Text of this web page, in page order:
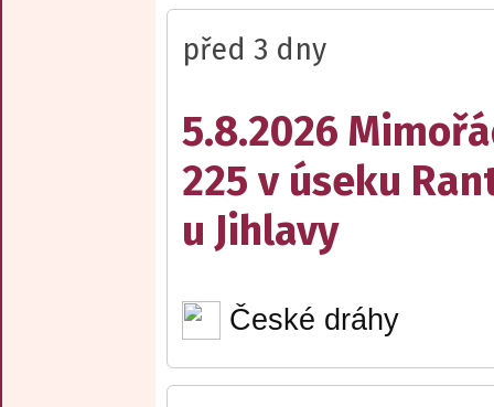
před 3 dny
5.8.2026
225 v úseku
u Jihlavy
České dráhy